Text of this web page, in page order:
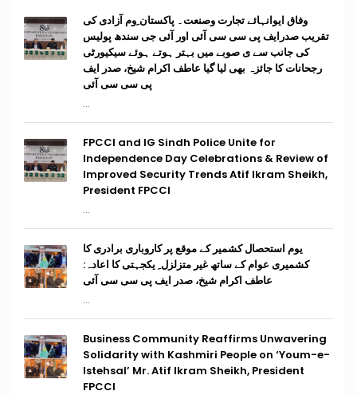
وفاق ایوانہائے تجارت وصنعت۔ پاکستان ِوم آزادی کی
تقریب صدرایف پی سی سی آئی اور آئی جی سندھ پولیس
کی جانب سے ی صوبے میں بہتر ہوتے ہوئے سیکیورٹی
رجحانات کا جائزہ بھی لیا گیا عاطف اکرام شیخ، صدر ایف
پی سی سی آئی
...
FPCCI and IG Sindh Police Unite for
Independence Day Celebrations & Review of
Improved Security Trends Atif Ikram Sheikh,
President FPCCI
...
یوم استحصال کشمیر کے موقع پر کاروباری برادری کا
کشمیری عوام کے ساتھ غیر متزلزل ِ یکجہتی کا اعادہ:
عاطف اکرام شیخ، صدر ایف پی سی سی آئی
...
Business Community Reaffirms Unwavering
Solidarity with Kashmiri People on ‘Youm-e-
Istehsal’ Mr. Atif Ikram Sheikh, President
FPCCI